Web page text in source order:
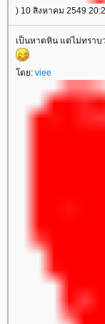
) 10 สิงหาคม 2549
เป็นหาดหิน แต่ไม่ทราบ
ดย: viee